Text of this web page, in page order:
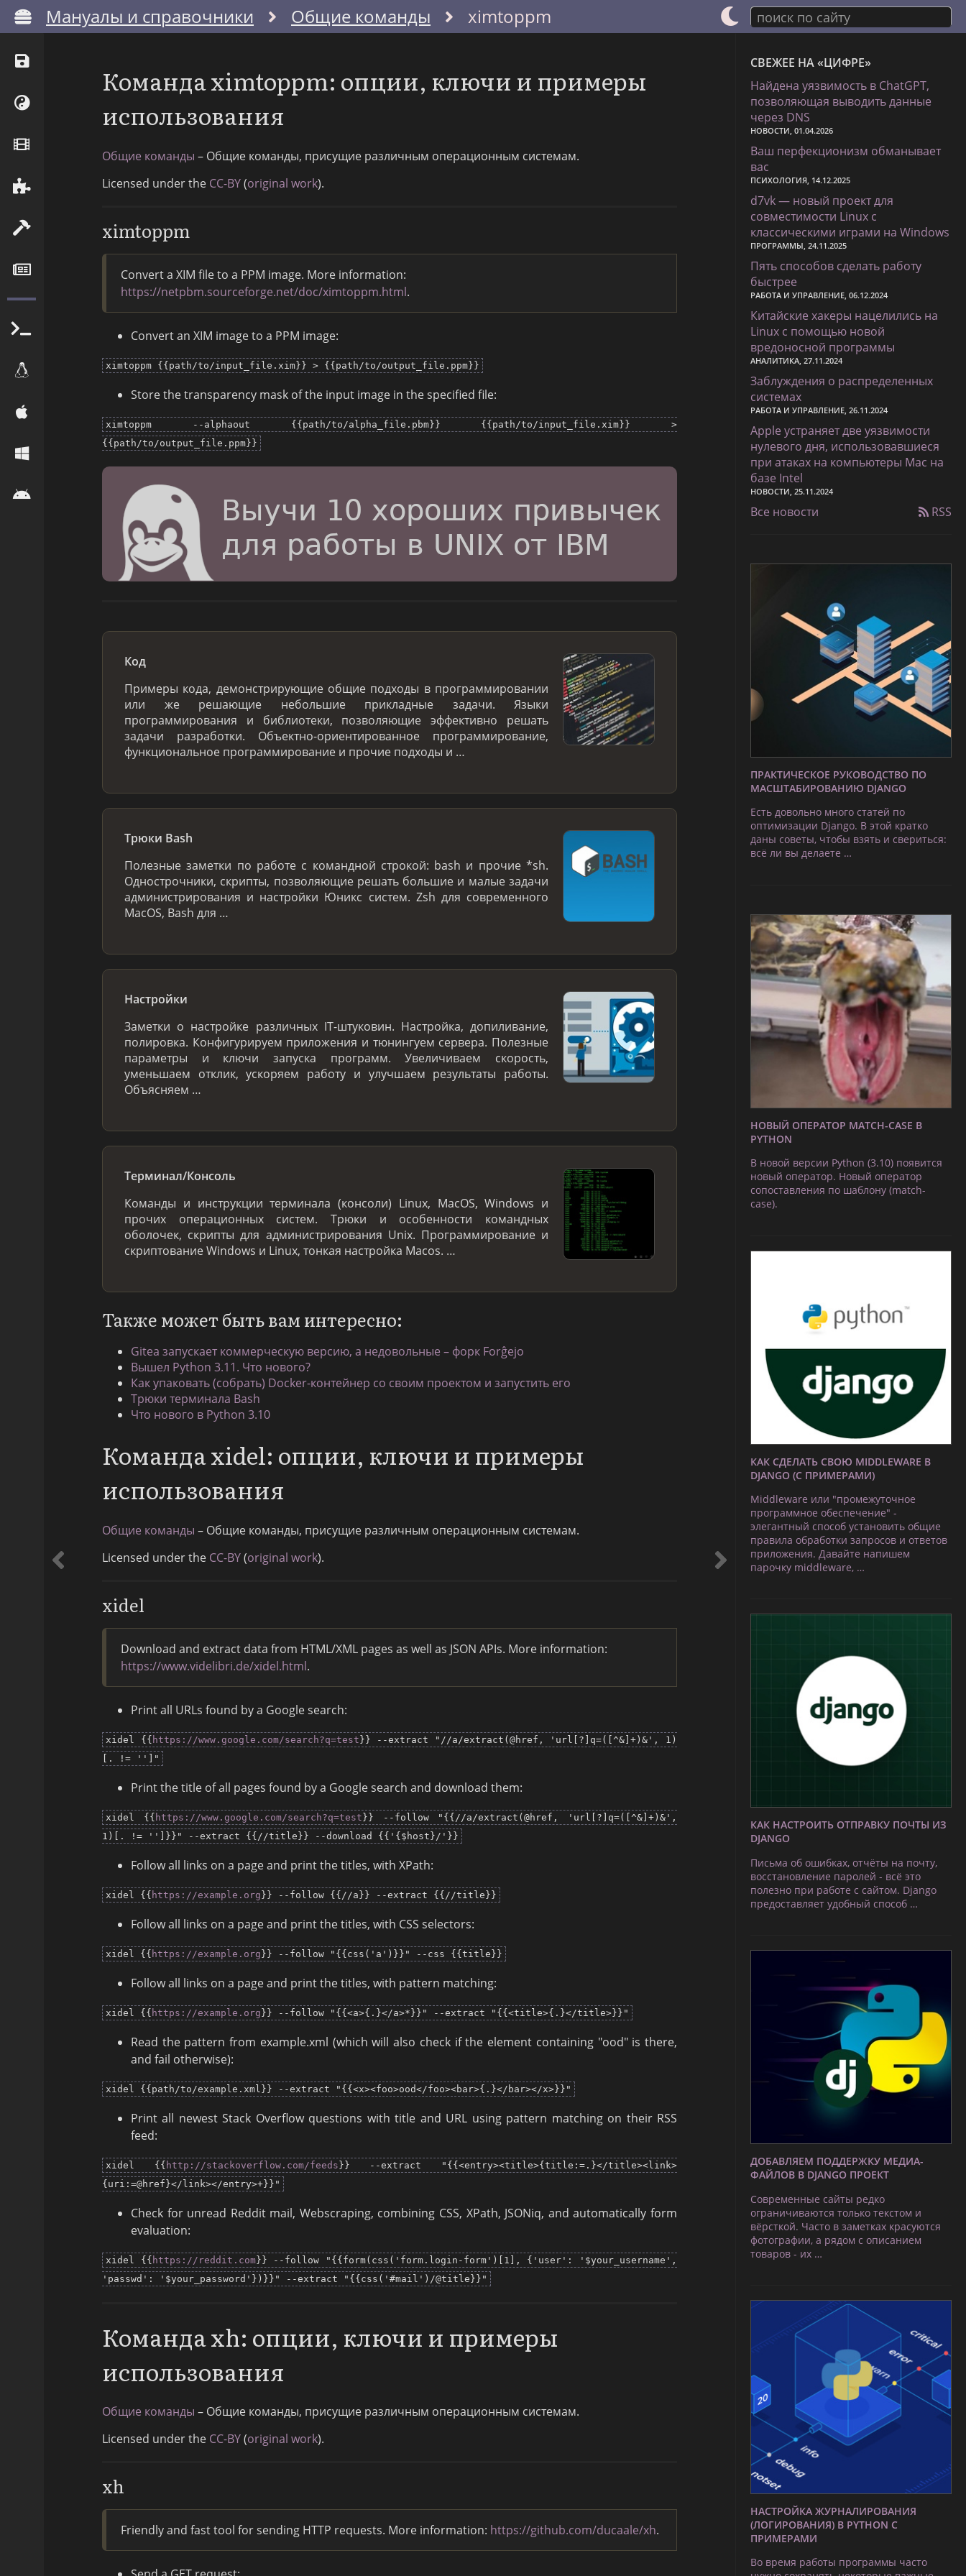
Мануалы и справочники Общие команды ximtoppm поиск по сайту
Команда ximtoppm: опции, ключи и примеры
использования
Общие команды – Общие команды, присущие различным операционным системам.
Licensed under the CC-BY(original work).
ximtoppm
Convert a XIM file to a PPM image. More information:
https://netpbm.sourceforge.net/doc/ximtoppm.html.
Convert an XIM image to a PPM image:
ximtoppm {{path/to/input_file.xim}} > {{path/to/output_file.ppm}}
Store the transparency mask of the input image in the specified file:
ximtoppm --alphaout {{path/to/alpha_file.pbm}} {{path/to/input_file.xim}} >
{{path/to/output_file.ppm}}
Код
Примеры кода, демонстрирующие общие подходы в программировании
или же решающие небольшие прикладные задачи. Языки
программирования и библиотеки, позволяющие эффективно решать
задачи разработки. Объектно-ориентированное программирование,
функциональное программирование и прочие подходы и …
Трюки Bash
Полезные заметки по работе с командной строкой: bash и прочие *sh.
Однострочники, скрипты, позволяющие решать большие и малые задачи
администрирования и настройки Юникс систем. Zsh для современного
MacOS, Bash для …
Настройки
Заметки о настройке различных IT-штуковин. Настройка, допиливание,
полировка. Конфигурируем приложения и тюнингуем сервера. Полезные
параметры и ключи запуска программ. Увеличиваем скорость,
уменьшаем отклик, ускоряем работу и улучшаем результаты работы.
Объясняем …
Терминал/Консоль
Команды и инструкции терминала (консоли) Linux, MacOS, Windows и
прочих операционных систем. Трюки и особенности командных
оболочек, скрипты для администрирования Unix. Программирование и
скриптование Windows и Linux, тонкая настройка Macos. …
Также может быть вам интересно:
Gitea запускает коммерческую версию, а недовольные – форк Forĝejo
Вышел Python 3.11. Что нового?
Как упаковать (собрать) Docker-контейнер со своим проектом и запустить его
Трюки терминала Bash
Что нового в Python 3.10
Команда xidel: опции, ключи и примеры
использования
Общие команды – Общие команды, присущие различным операционным системам.
Licensed under the CC-BY(original work).
xidel
Download and extract data from HTML/XML pages as well as JSON APIs. More information:
https://www.videlibri.de/xidel.html.
Print all URLs found by a Google search:
xidel {{ https://www.google.com/search?q=test}} --extract "//a/extract(@href, 'url[?]q=([^&]+)&', 1)
[. != '']"
Print the title of all pages found by a Google search and download them:
xidel {{ https://www.google.com/search?q=test}} --follow "{{//a/extract(@href, 'url[?]q=([^&]+)&',
1)[. != '']}}" --extract {{//title}} --download {{'{$host}/'}}
Follow all links on a page and print the titles, with XPath:
xidel {{ https://example.org}} --follow {{//a}} --extract {{//title}}
Follow all links on a page and print the titles, with CSS selectors:
xidel {{ https://example.org}} --follow "{{css('a')}}" --css {{title}}
Follow all links on a page and print the titles, with pattern matching:
xidel {{ https://example.org}} --follow "{{<a>{.}</a>*}}" --extract "{{<title>{.}</title>}}"
Read the pattern from example.xml (which will also check if the element containing "ood" is there,
and fail otherwise):
xidel {{path/to/example.xml}} --extract "{{<x><foo>ood</foo><bar>{.}</bar></x>}}"
Print all newest Stack Overflow questions with title and URL using pattern matching on their RSS
feed:
xidel {{ http://stackoverflow.com/feeds}} --extract "{{<entry><title>{title:=.}</title><link>
{uri:=@href}</link></entry>+}}"
Check for unread Reddit mail, Webscraping, combining CSS, XPath, JSONiq, and automatically form
evaluation:
xidel {{ https://reddit.com}} --follow "{{form(css('form.login-form')[1], {'user': '$your_username',
'passwd': '$your_password'})}}" --extract "{{css('#mail')/@title}}"
Команда xh: опции, ключи и примеры
использования
Общие команды – Общие команды, присущие различным операционным системам.
Licensed under the CC-BY(original work).
xh
Friendly and fast tool for sending HTTP requests. More information: https://github.com/ducaale/xh.
СВЕЖЕЕ НА «ЦИФРЕ»
Найдена уязвимость в ChatGPT,
позволяющая выводить данные
через DNS
НОВОСТИ, 01.04.2026
Ваш перфекционизм обманывает
вас
ПСИХОЛОГИЯ, 14.12.2025
d7vk — новый проект для
совместимости Linux с
классическими играми на Windows
ПРОГРАММЫ, 24.11.2025
Пять способов сделать работу
быстрее
РАБОТА И УПРАВЛЕНИЕ, 06.12.2024
Китайские хакеры нацелились на
Linux с помощью новой
вредоносной программы
АНАЛИТИКА, 27.11.2024
Заблуждения о распределенных
системах
РАБОТА И УПРАВЛЕНИЕ, 26.11.2024
Apple устраняет две уязвимости
нулевого дня, использовавшиеся
при атаках на компьютеры Mac на
базе Intel
НОВОСТИ, 25.11.2024
Все новости RSS
ПРАКТИЧЕСКОЕ РУКОВОДСТВО ПО
МАСШТАБИРОВАНИЮ DJANGO
Есть довольно много статей по
оптимизации Django. В этой кратко
даны советы, чтобы взять и свериться:
всё ли вы делаете …
НОВЫЙ ОПЕРАТОР MATCH-CASE В
PYTHON
В новой версии Python (3.10) появится
новый оператор. Новый оператор
сопоставления по шаблону (match-
case).
КАК СДЕЛАТЬ СВОЮ MIDDLEWARE В
DJANGO (С ПРИМЕРАМИ)
Middleware или "промежуточное
программное обеспечение" -
элегантный способ установить общие
правила обработки запросов и ответов
приложения. Давайте напишем
парочку middleware, …
КАК НАСТРОИТЬ ОТПРАВКУ ПОЧТЫ ИЗ
DJANGO
Письма об ошибках, отчёты на почту,
восстановление паролей - всё это
полезно при работе с сайтом. Django
предоставляет удобный способ …
ДОБАВЛЯЕМ ПОДДЕРЖКУ МЕДИА-
ФАЙЛОВ В DJANGO ПРОЕКТ
Современные сайты редко
ограничиваются только текстом и
вёрсткой. Часто в заметках красуются
фотографии, а рядом с описанием
товаров - их …
НАСТРОЙКА ЖУРНАЛИРОВАНИЯ
(ЛОГИРОВАНИЯ) В PYTHON С
ПРИМЕРАМИ
Во время работы программы часто